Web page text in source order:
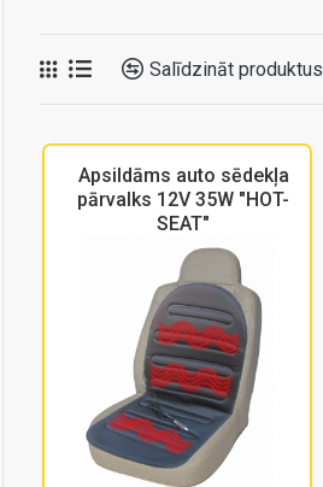
Salīdzināt produktus
Apsildāms auto sēdekļa
pārvalks 12V 35W "HOT-
SEAT"